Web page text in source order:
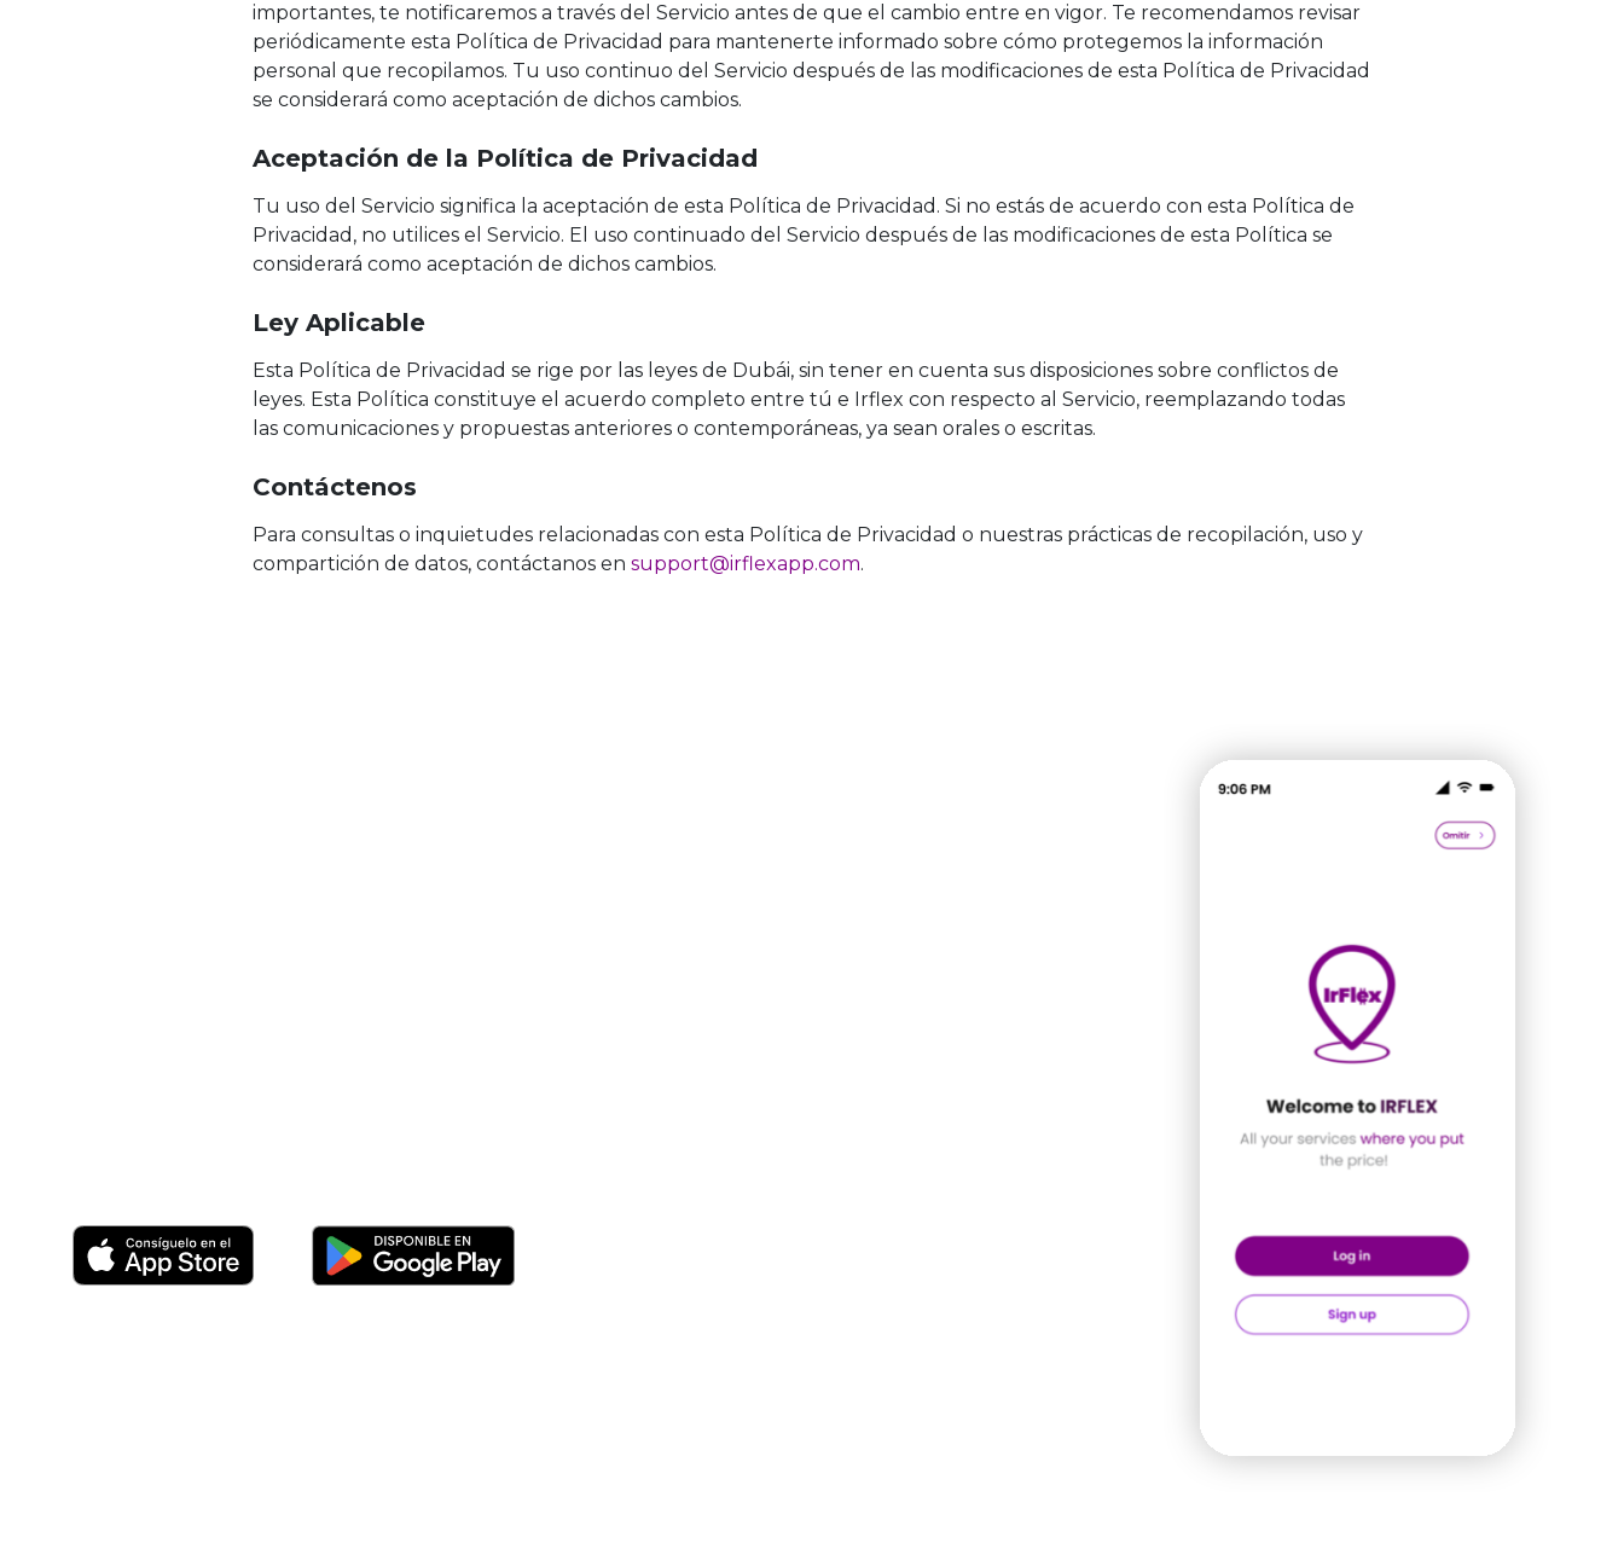
importantes, te notificaremos a través del Servicio antes de que el cambio entre en vigor. Te recomendamos revisar
periódicamente esta Política de Privacidad para mantenerte informado sobre cómo protegemos la información
personal que recopilamos. Tu uso continuo del Servicio después de las modificaciones de esta Política de Privacidad
se considerará como aceptación de dichos cambios.
Aceptación de la Política de Privacidad
Tu uso del Servicio significa la aceptación de esta Política de Privacidad. Si no estás de acuerdo con esta Política de
Privacidad, no utilices el Servicio. El uso continuado del Servicio después de las modificaciones de esta Política se
considerará como aceptación de dichos cambios.
Ley Aplicable
Esta Política de Privacidad se rige por las leyes de Dubái, sin tener en cuenta sus disposiciones sobre conflictos de
leyes. Esta Política constituye el acuerdo completo entre tú e Irflex con respecto al Servicio, reemplazando todas
las comunicaciones y propuestas anteriores o contemporáneas, ya sean orales o escritas.
Contáctenos
Para consultas o inquietudes relacionadas con esta Política de Privacidad o nuestras prácticas de recopilación, uso y
compartición de datos, contáctanos en support@irflexapp.com.